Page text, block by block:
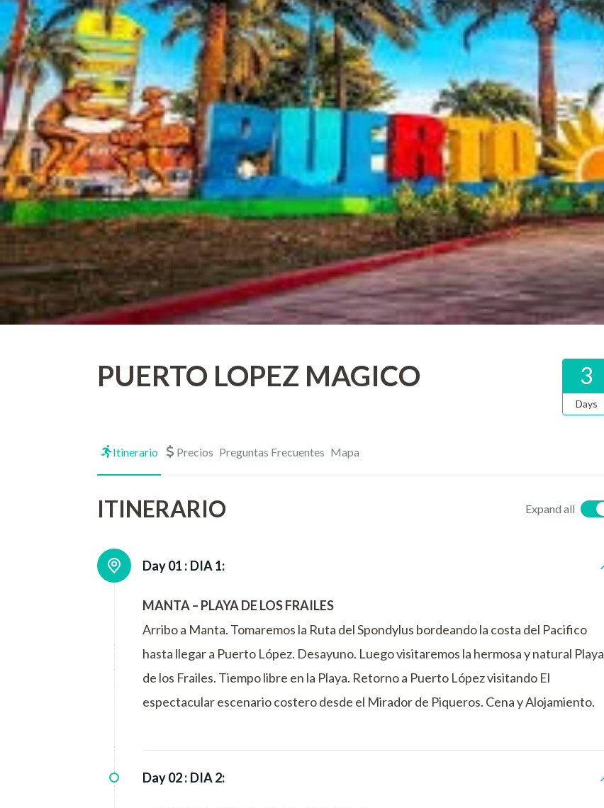
PUERTO LOPEZ MAGICO 3
Days
Itinerario Precios Preguntas Frecuentes Mapa
ITINERARIO Expand all
Day 01 : DIA 1:
MANTA – PLAYA DE LOS FRAILES
Arribo a Manta. Tomaremos la Ruta del Spondylus bordeando la costa del Pacifico
hasta llegar a Puerto López. Desayuno. Luego visitaremos la hermosa y natural Playa
de los Frailes. Tiempo libre en la Playa. Retorno a Puerto López visitando El
espectacular escenario costero desde el Mirador de Piqueros. Cena y Alojamiento.
Day 02 : DIA 2: